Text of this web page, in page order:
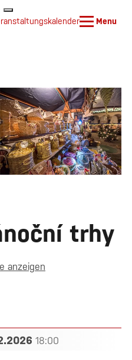
Menu
trhy
anzeigen
18:00